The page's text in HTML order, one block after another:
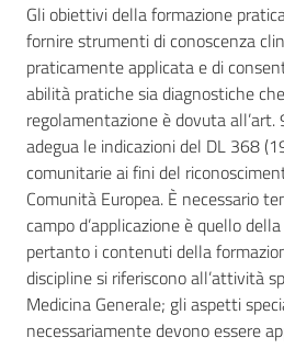
Carta
dei
Servizi
Dedicato
a...
Menu selezionato
Bandi
e
Concorsi
Gli obiettivi della formazione
fornire strumenti di conoscenza
praticamente applicata e di
abilità pratiche sia diagnostiche
regolamentazione è dovuta
adegua le indicazioni del DL 368
comunitarie ai fini del
Comunità Europea. È necessario
campo d’applicazione è quello
pertanto i contenuti della
discipline si riferiscono all’attività
Medicina Generale; gli aspetti
necessariamente devono essere